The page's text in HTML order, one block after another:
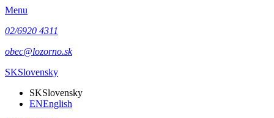
Menu
02/6920 4311
obec@lozorno.sk
SKSlovensky
SKSlovensky
ENEnglish